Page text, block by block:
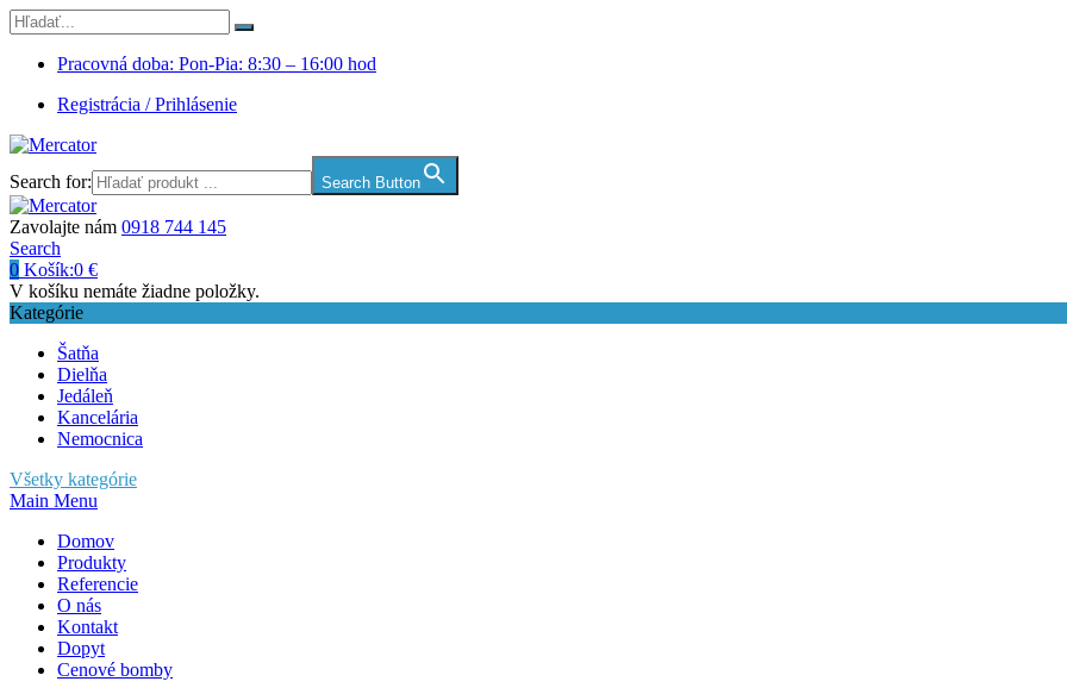
Pracovná doba: Pon-Pia: 8:30 – 16:00 hod
Registrácia / Prihlásenie
Search for: Search Button
Zavolajte nám 0918 744 145
Search
0 Košík:0 €
V košíku nemáte žiadne položky.
Kategórie
Šatňa
Dielňa
Jedáleň
Kancelária
Nemocnica
Všetky kategórie
Main Menu
Domov
Produkty
Referencie
O nás
Kontakt
Dopyt
Cenové bomby